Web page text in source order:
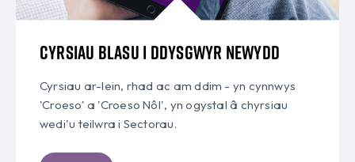
CYRSIAU BLASU I DDYSGWYR NEWYDD
Cyrsiau ar-lein, rhad ac am ddim - yn cynnwys
'Croeso' a 'Croeso Nôl', yn ogystal â chyrsiau
wedi'u teilwra i Sectorau.